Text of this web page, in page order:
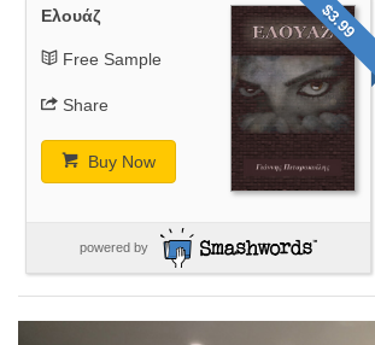
$3.99
Ελουάζ
Free Sample
Share
Buy Now
powered by